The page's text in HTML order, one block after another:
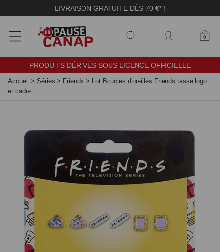
LIVRAISON GRATUITE DÈS 70 €* !
0
PRODUITS DÉRIVÉS SOUS LICENCE OFFICIELLE
Accueil > Séries > Friends > Lot Boucles d'oreilles Friends tasse logo
et cadre
Panneau de gestion des cookies